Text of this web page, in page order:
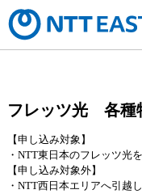
フレッツ光 各種
【申し込み対象】
・NTT東日本のフレッツ光
【申し込み対象外】
・NTT西日本エリアへ引越